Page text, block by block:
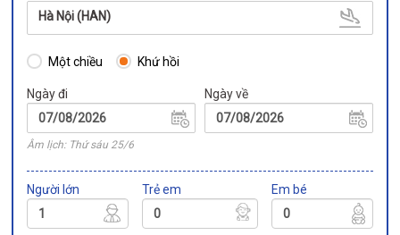
Hà Nội (HAN)
Một chiều Khứ hồi
Ngày đi
Âm lịch: Thứ sáu 25/6
Ngày về
Người lớn Trẻ em Em bé